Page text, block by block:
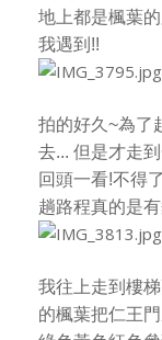
地上都是楓葉
我遇到!!
拍的好久~為了
去... 但是才走
回頭一看!不得
趟路程真的是
我往上走到樓
的楓葉把仁王